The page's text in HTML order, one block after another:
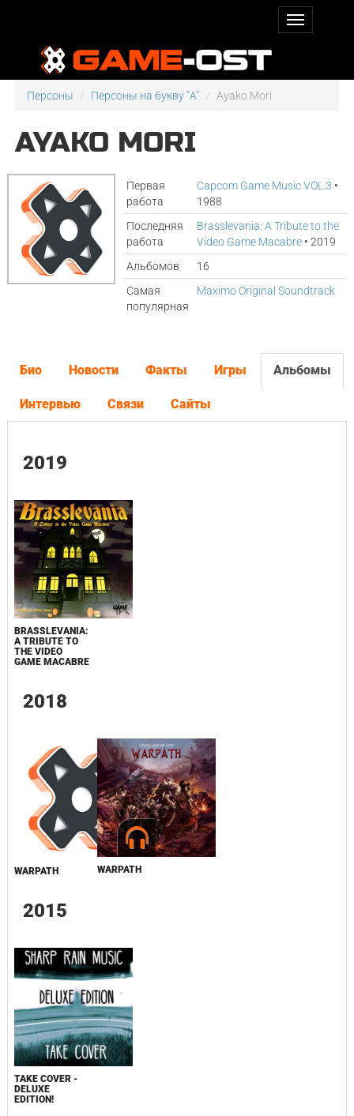
Персоны Персоны на букву "A" Ayako Mori
AYAKO MORI
Первая
работа
Capcom Game Music VOL.3 •
1988
Последняя
работа
Brasslevania: A Tribute to the
Video Game Macabre • 2019
Альбомов
16
Самая
популярная
Maximo Original Soundtrack
Био Новости Факты Игры Альбомы
Интервью Связи Сайты
2019
BRASSLEVANIA:
A TRIBUTE TO
THE VIDEO
GAME MACABRE
2018
WARPATH WARPATH
2015
TAKE COVER -
DELUXE
EDITION!